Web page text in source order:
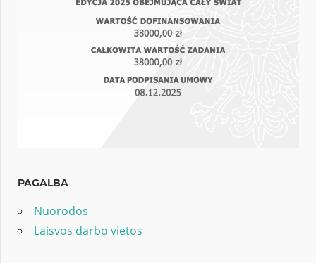
PAGALBA
Nuorodos
Laisvos darbo vietos